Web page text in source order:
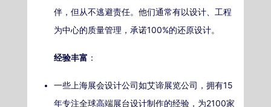
伴，但从不逃避责任。他们通常有以设计、工程
为中心的质量管理，承诺100%的还原设计。
经验丰富 ：
一些上海展会设计公司如艾谛展览公司，拥有15
年专注全球高端展台设计制作的经验，为2100家